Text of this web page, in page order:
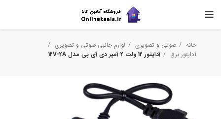
خانه صوتی و تصویری
لوازم جانبی صوتی و تصویری
آداپتور برق
آداپتور 12 ولت 2 آمپر دی آی پی مدل 12V-2A